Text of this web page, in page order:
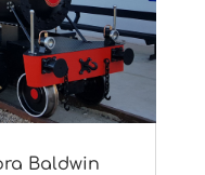
Baldwin